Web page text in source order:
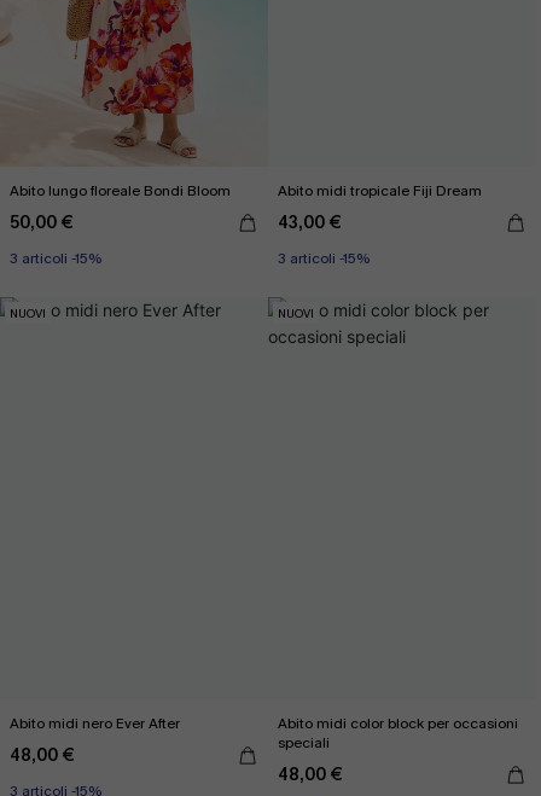
Abito lungo floreale Bondi Bloom
50,00 €
3 articoli -15%
Abito midi tropicale Fiji Dream
43,00 €
3 articoli -15%
NUOVI
Abito midi nero Ever After
48,00 €
3 articoli -15%
NUOVI
Abito midi color block per occasioni
speciali
48,00 €